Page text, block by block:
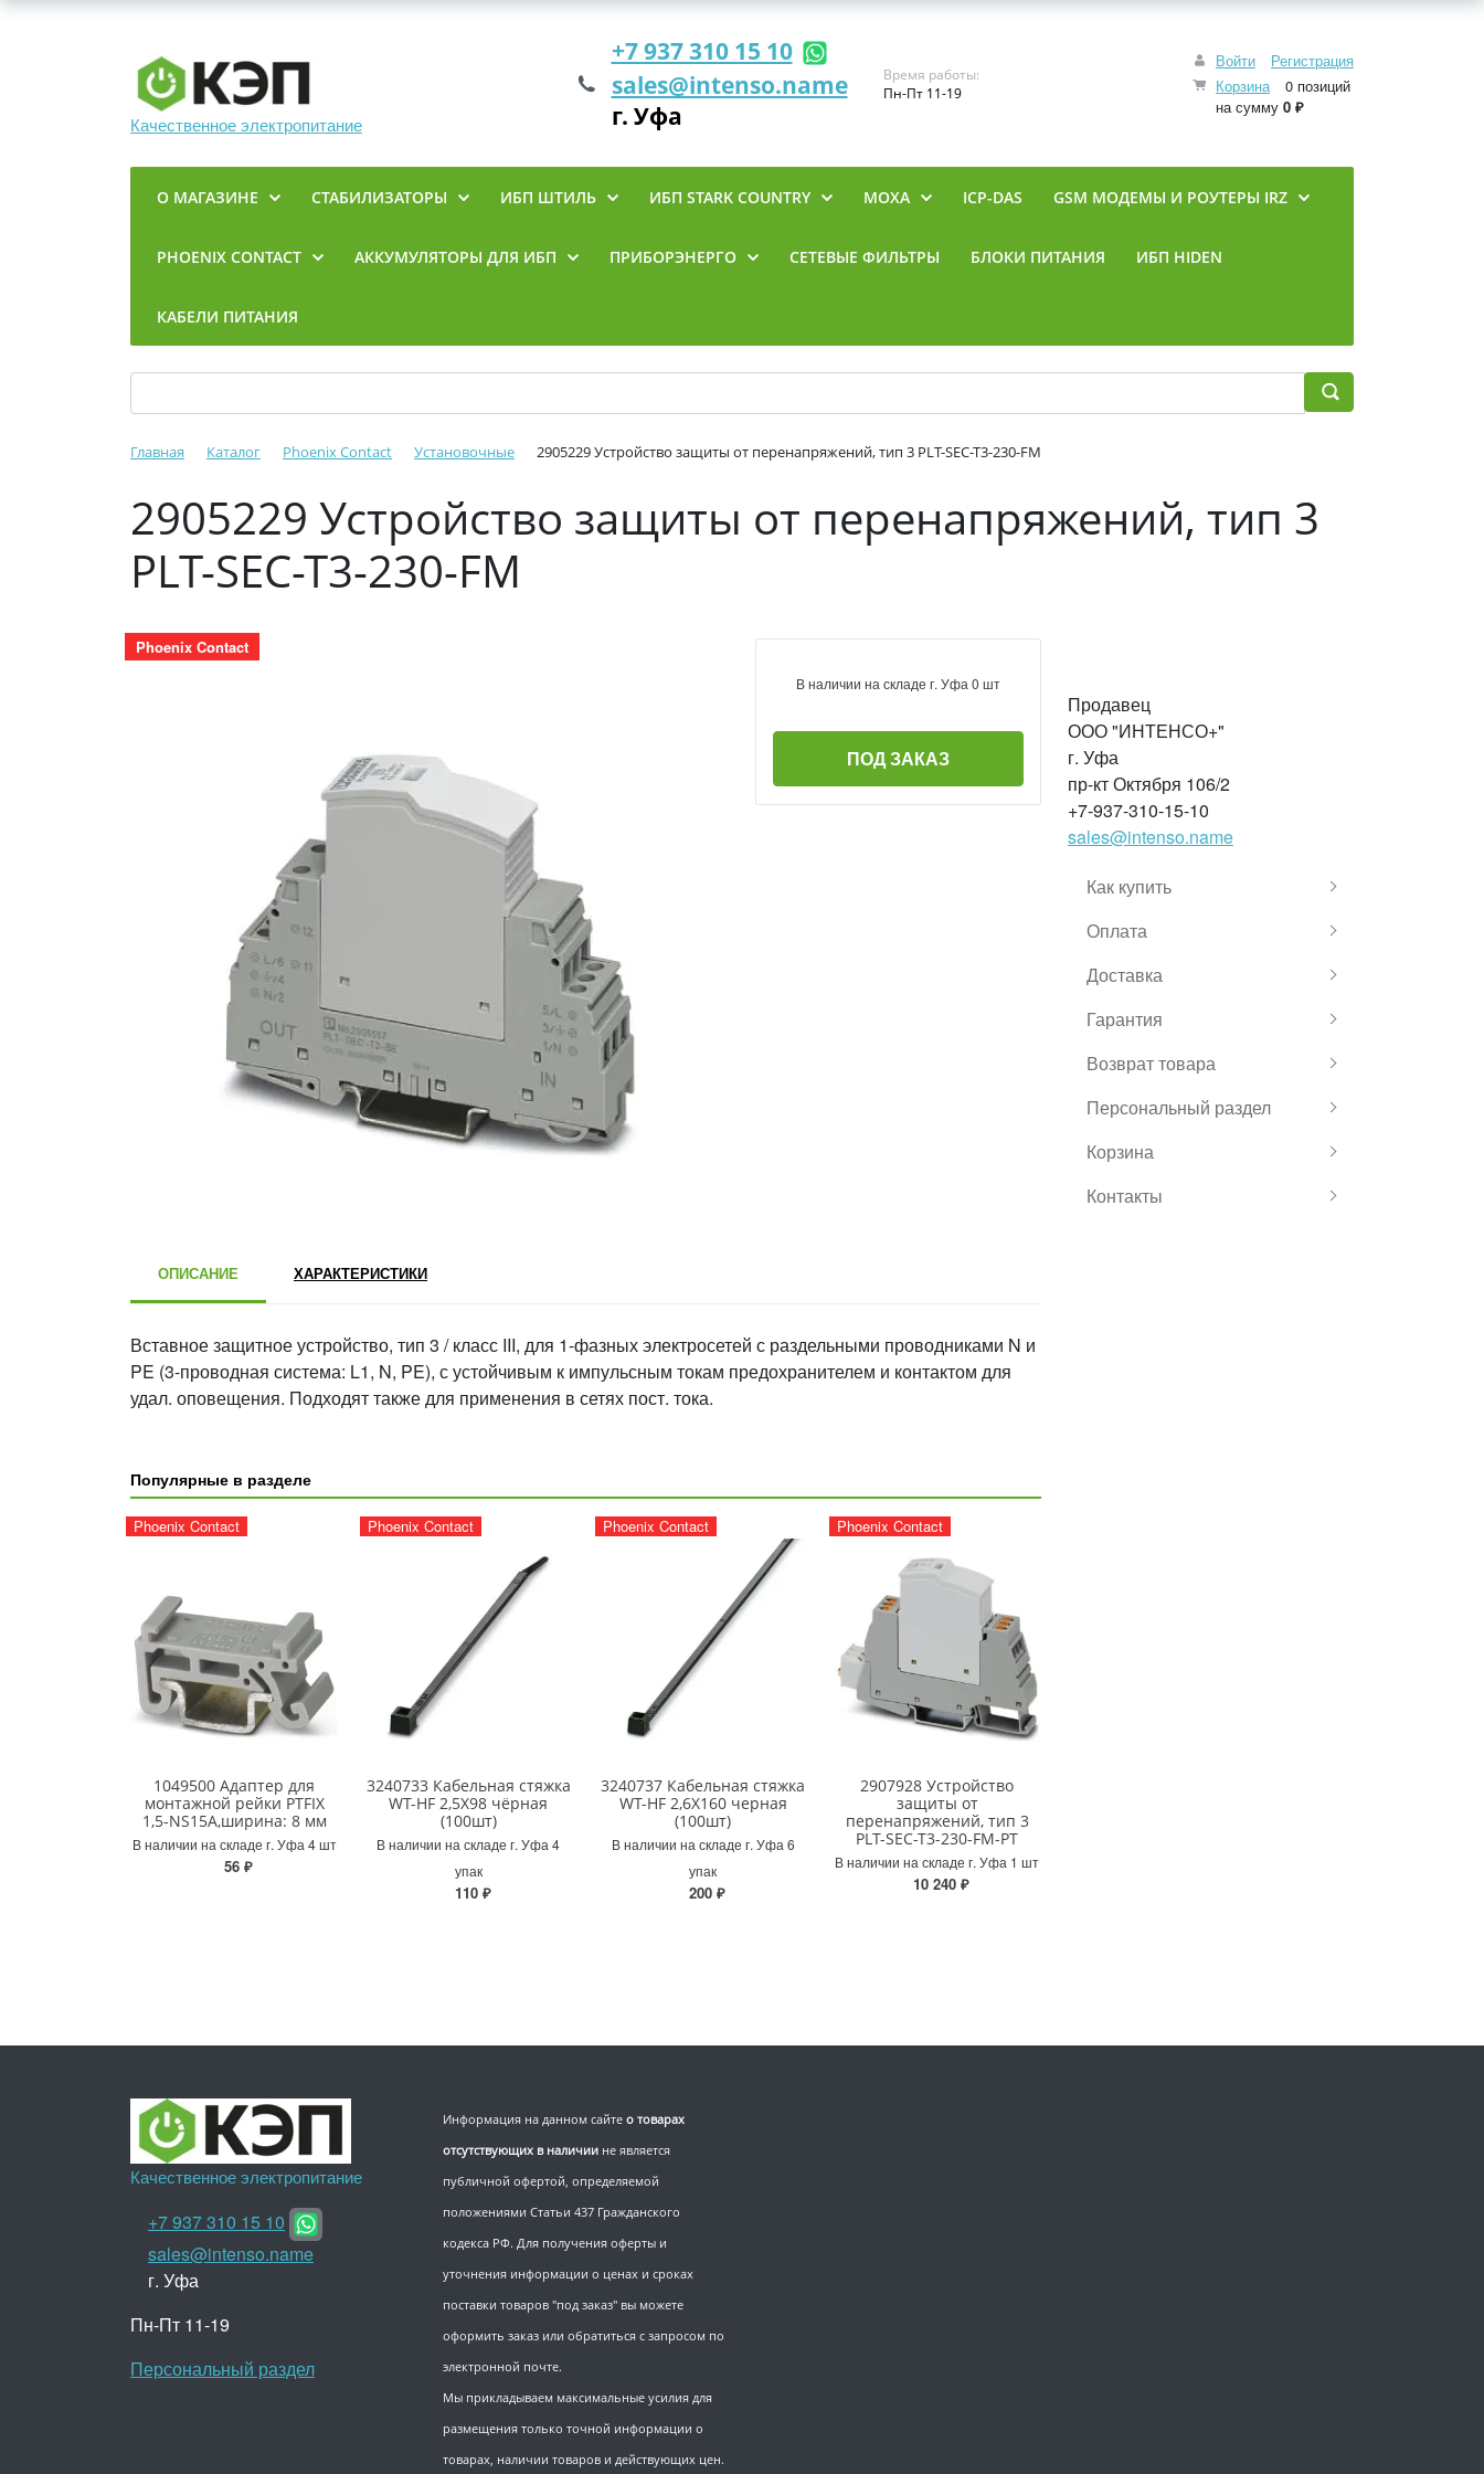
Качественное электропитание
Войти
Регистрация
Корзина
0 позиций
на сумму 0 ₽
+7 937 310 15 10
sales@intenso.name
г. Уфа
Время работы:
Пн-Пт 11-19
О МАГАЗИНЕ СТАБИЛИЗАТОРЫ ИБП ШТИЛЬ ИБП STARK COUNTRY MOXA ICP-DAS GSM МОДЕМЫ И РОУТЕРЫ IRZ
PHOENIX CONTACT АККУМУЛЯТОРЫ ДЛЯ ИБП ПРИБОРЭНЕРГО СЕТЕВЫЕ ФИЛЬТРЫ БЛОКИ ПИТАНИЯ ИБП HIDEN
КАБЕЛИ ПИТАНИЯ
Главная Каталог Phoenix Contact Установочные 2905229 Устройство защиты от перенапряжений, тип 3 PLT-SEC-T3-230-FM
2905229 Устройство защиты от перенапряжений, тип 3
PLT-SEC-T3-230-FM
Phoenix Contact
В наличии на складе г. Уфа 0 шт
ПОД ЗАКАЗ
ОПИСАНИЕ ХАРАКТЕРИСТИКИ
Вставное защитное устройство, тип 3 / класс III, для 1-фазных электросетей с раздельными проводниками N и
PE (3-проводная система: L1, N, PE), с устойчивым к импульсным токам предохранителем и контактом для
удал. оповещения. Подходят также для применения в сетях пост. тока.
Популярные в разделе
Phoenix Contact
1049500 Адаптер для
монтажной рейки PTFIX
1,5-NS15A,ширина: 8 мм
В наличии на складе г. Уфа 4 шт
56 ₽
Phoenix Contact
3240733 Кабельная стяжка
WT-HF 2,5X98 чёрная
(100шт)
В наличии на складе г. Уфа 4
упак
110 ₽
Phoenix Contact
3240737 Кабельная стяжка
WT-HF 2,6X160 черная
(100шт)
В наличии на складе г. Уфа 6
упак
200 ₽
Phoenix Contact
2907928 Устройство
защиты от
перенапряжений, тип 3
PLT-SEC-T3-230-FM-PT
В наличии на складе г. Уфа 1 шт
10 240 ₽
Продавец
ООО "ИНТЕНСО+"
г. Уфа
пр-кт Октября 106/2
+7-937-310-15-10
sales@intenso.name
Как купить
Оплата
Доставка
Гарантия
Возврат товара
Персональный раздел
Корзина
Контакты
Информация на данном сайте о товарах
отсутствующих в наличии не является
публичной офертой, определяемой
положениями Статьи 437 Гражданского
кодекса РФ. Для получения оферты и
уточнения информации о ценах и сроках
поставки товаров "под заказ" вы можете
оформить заказ или обратиться с запросом по
электронной почте.
Мы прикладываем максимальные усилия для
размещения только точной информации о
товарах, наличии товаров и действующих цен.
Качественное электропитание
+7 937 310 15 10
sales@intenso.name
г. Уфа
Пн-Пт 11-19
Персональный раздел